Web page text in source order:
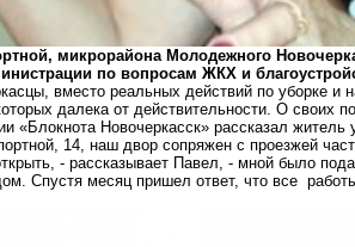
микрорайона Молодежного
по вопросам ЖКХ и
вместо реальных действий по уборке
далека от действительности. О своих
«Блокнота Новочеркасск» рассказал
14, наш двор сопряжен с проезжей
- рассказывает Павел, - мной было
Спустя месяц пришел ответ, что все